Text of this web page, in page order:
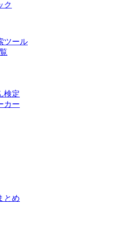
ク
ツール
検定
カー
とめ